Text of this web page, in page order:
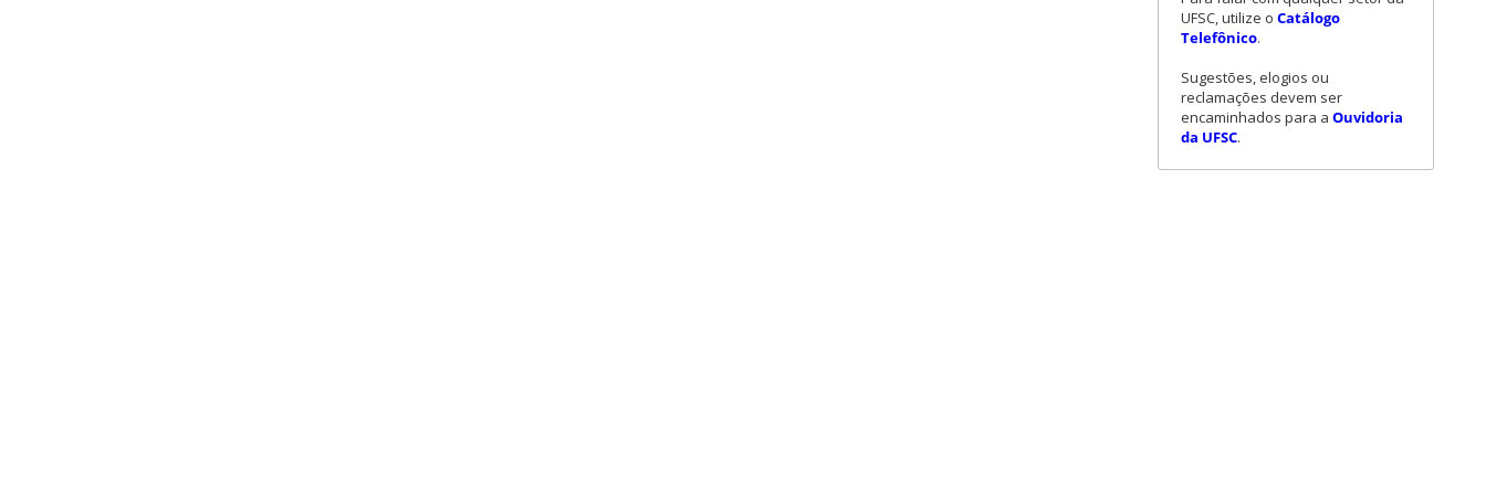
UFSC, utilize o Catálogo
Telefônico.
Sugestões, elogios ou
reclamações devem ser
encaminhados para a Ouvidoria
da UFSC.